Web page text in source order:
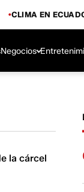
CLIMA EN
Negocios
la cárcel